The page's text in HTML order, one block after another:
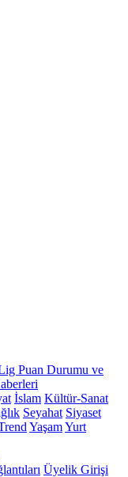
Puan Durumu ve
İslam Kültür-Sanat
Seyahat Siyaset
YaşamYurt
Üyelik Girişi